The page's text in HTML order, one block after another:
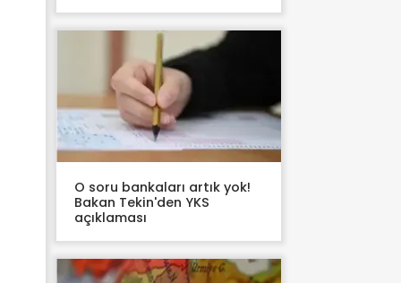
O soru bankaları artık yok!
Bakan Tekin'den YKS
açıklaması